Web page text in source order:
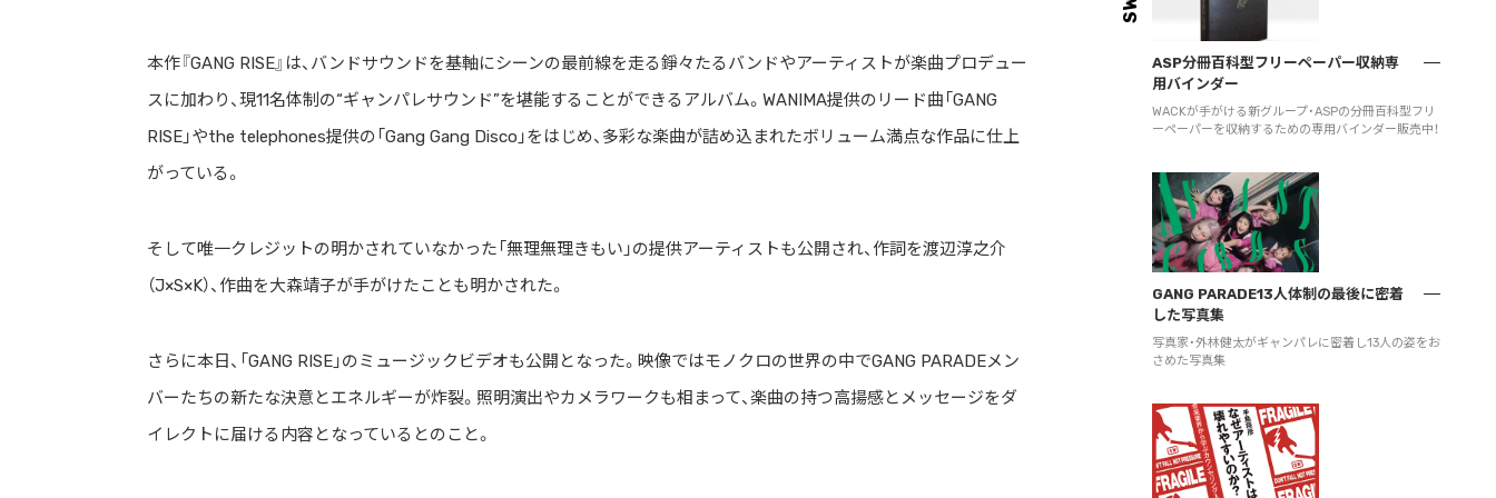
本作『GANG RISE』は、バンドサウンドを基軸にシーンの最前線を走る錚々たるバンドやアーティストが楽曲プロデュー
スに加わり、現11名体制の“ギャンパレサウンド”を堪能することができるアルバム。WANIMA提供のリード曲「GANG
RISE」やthe telephones提供の「Gang Gang Disco」をはじめ、多彩な楽曲が詰め込まれたボリューム満点な作品に仕上
がっている。
そして唯一クレジットの明かされていなかった「無理無理きもい」の提供アーティストも公開され、作詞を渡辺淳之介
（J×S×K）、作曲を大森靖子が手がけたことも明かされた。
さらに本日、「GANG RISE」のミュージックビデオも公開となった。映像ではモノクロの世界の中でGANG PARADEメン
バーたちの新たな決意とエネルギーが炸裂。照明演出やカメラワークも相まって、楽曲の持つ高揚感とメッセージをダ
イレクトに届ける内容となっているとのこと。
ASP分冊百科型フリーペーパー収納専
用バインダー
WACKが手がける新グループ・ASPの分冊百科型フリ
ーペーパーを収納するための専用バインダー販売中！
GANG PARADE13人体制の最後に密着
した写真集
写真家・外林健太がギャンパレに密着し13人の姿をお
さめた写真集